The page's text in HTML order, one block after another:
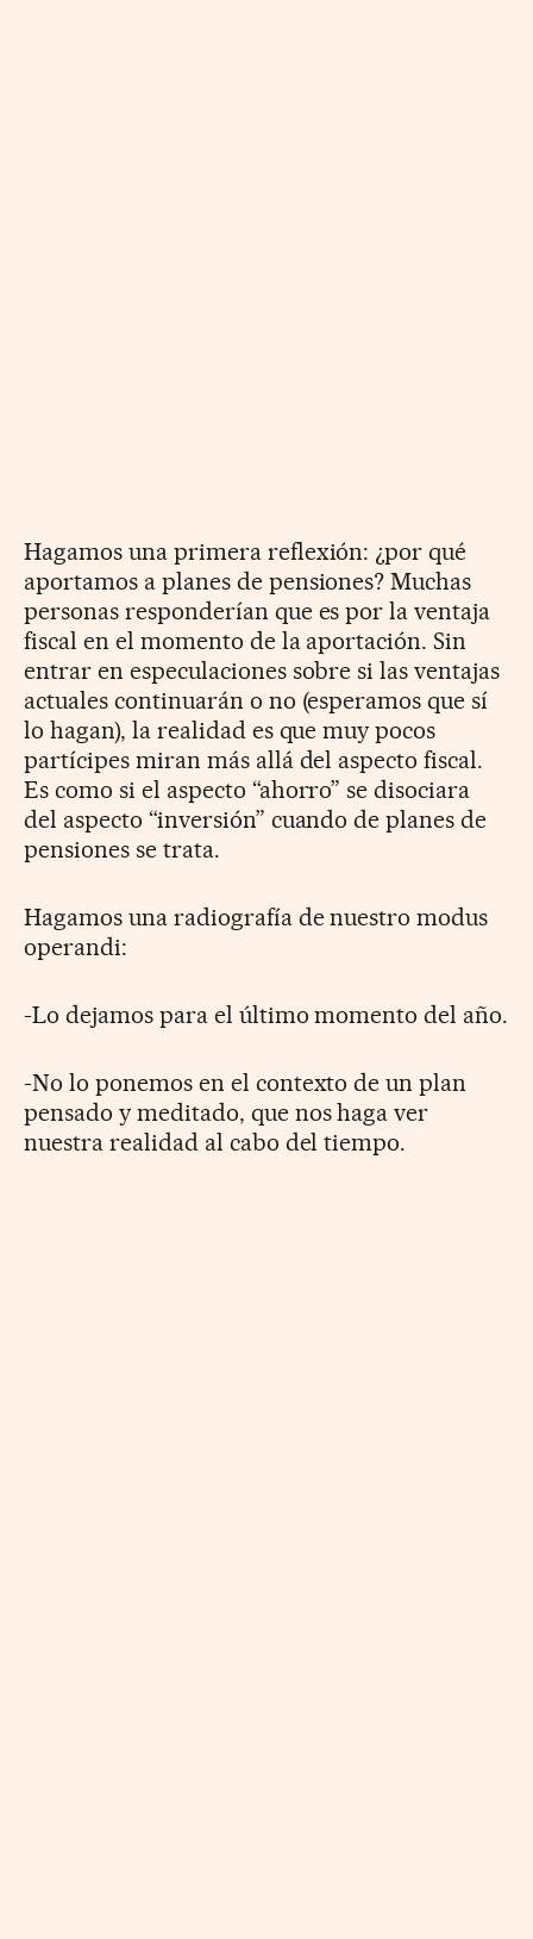
Hagamos una primera reflexión: ¿por qué
aportamos a planes de pensiones? Muchas
personas responderían que es por la ventaja
fiscal en el momento de la aportación. Sin
entrar en especulaciones sobre si las ventajas
actuales continuarán o no (esperamos que sí
lo hagan), la realidad es que muy pocos
partícipes miran más allá del aspecto fiscal.
Es como si el aspecto “ahorro” se disociara
del aspecto “inversión” cuando de planes de
pensiones se trata.
Hagamos una radiografía de nuestro modus
operandi:
-Lo dejamos para el último momento del año.
-No lo ponemos en el contexto de un plan
pensado y meditado, que nos haga ver
nuestra realidad al cabo del tiempo.